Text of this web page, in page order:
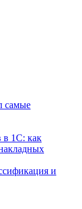
самые
в 1С: как
и